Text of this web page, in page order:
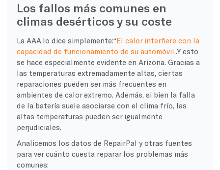
Los fallos más comunes en
climas desérticos y su coste
La AAA lo dice simplemente:“El calor interfiere con la
capacidad de funcionamiento de su automóvil..Y esto
se hace especialmente evidente en Arizona. Gracias a
las temperaturas extremadamente altas, ciertas
reparaciones pueden ser más frecuentes en
ambientes de calor extremo. Además, si bien la falla
de la batería suele asociarse con el clima frío, las
altas temperaturas pueden ser igualmente
perjudiciales.
Analicemos los datos de RepairPal y otras fuentes
para ver cuánto cuesta reparar los problemas más
comunes: